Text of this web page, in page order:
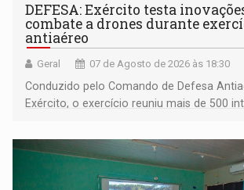
DEFESA: Exército testa
combate a drones durante
antiaéreo
Geral 07 de Agosto de 2026 às 18:30
Conduzido pelo Comando de Defesa
Exército, o exercício reuniu mais de 500